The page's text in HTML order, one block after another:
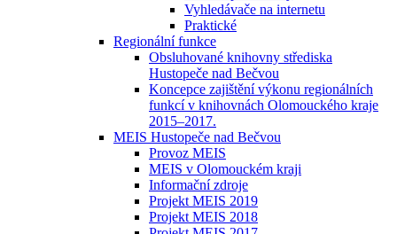
Vyhledávače na internetu
Praktické
Regionální funkce
Obsluhované knihovny střediska
Hustopeče nad Bečvou
Koncepce zajištění výkonu regionálních
funkcí v knihovnách Olomouckého kraje
2015–2017.
MEIS Hustopeče nad Bečvou
Provoz MEIS
MEIS v Olomouckém kraji
Informační zdroje
Projekt MEIS 2019
Projekt MEIS 2018